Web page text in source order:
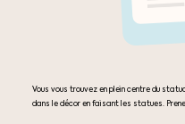
Vous vous trouvez en plein centre du
dans le décor en faisant les statues.